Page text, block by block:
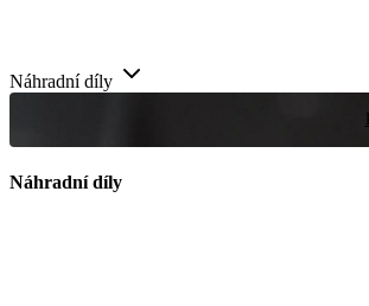
Náhradní díly
Náhradní díly